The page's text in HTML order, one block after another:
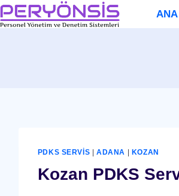
Skip
to
ANA
PDKS SERVIS |ADANA KOZAN
Kozan PDKS